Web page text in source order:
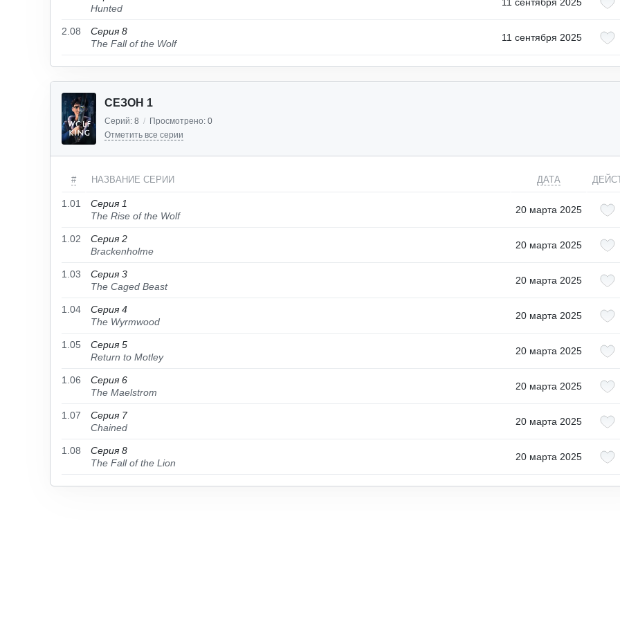
Hunted
2.08
Серия 8
The Fall of the Wolf
11 сентября 2025
СЕЗОН 1
Серий: 8 / Просмотрено: 0
Отметить все серии
# НАЗВАНИЕ СЕРИИ ДАТА
1.01
Серия 1
The Rise of the Wolf
20 марта 2025
1.02
Серия 2
Brackenholme
20 марта 2025
1.03
Серия 3
The Caged Beast
20 марта 2025
1.04
Серия 4
The Wyrmwood
20 марта 2025
1.05
Серия 5
Return to Motley
20 марта 2025
1.06
Серия 6
The Maelstrom
20 марта 2025
1.07
Серия 7
Chained
20 марта 2025
1.08
Серия 8
The Fall of the Lion
20 марта 2025